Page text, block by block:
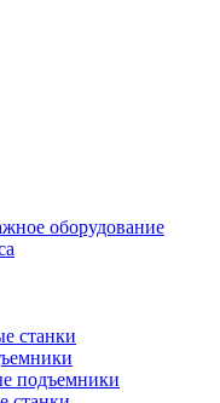
оборудование
станки
подъемники